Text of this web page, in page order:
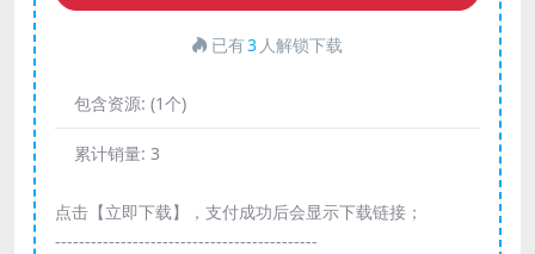
已有3 人解锁下载
包含资源: (1个)
累计销量: 3
点击【立即下载】，支付成功后会显示下载链接；
--------------------------------------------